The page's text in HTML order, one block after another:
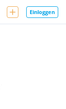
Einloggen